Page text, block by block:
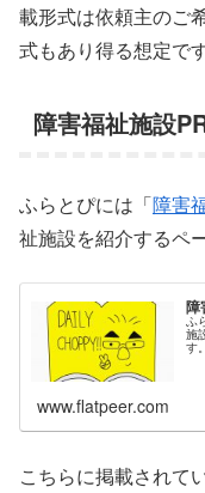
載形式は依頼主のご
式もあり得る想定です
障害福祉施設
ふらとぴには「障害
祉施設を紹介するペ
障
ふ
施
す。
www.flatpeer.com
こちらに掲載されて